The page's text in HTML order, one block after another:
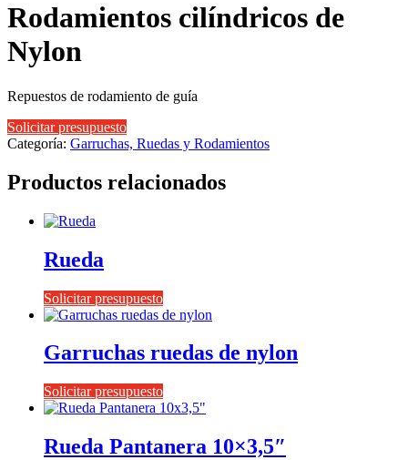
Rodamientos cilíndricos de
Nylon
Repuestos de rodamiento de guía
Solicitar presupuesto
Categoría: Garruchas, Ruedas y Rodamientos
Productos relacionados
Rueda
Solicitar presupuesto
Garruchas ruedas de nylon
Solicitar presupuesto
Rueda Pantanera 10×3,5″